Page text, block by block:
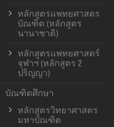
หลักสูตรแพทยศาสตร
บัณฑิต (หลักสูตร
นานาชาติ)
หลักสูตรแพทยศาสตร์
จุฬาฯ (หลักสูตร 2
ปริญญา)
บัณฑิตศึกษา
หลักสูตรวิทยาศาสตร
มหาบัณฑิต